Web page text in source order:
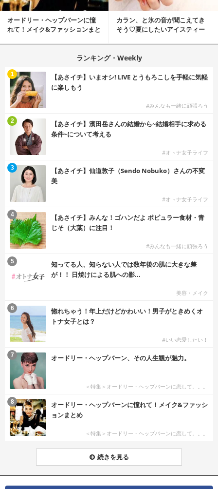
オードリー・ヘップバーンに憧
れて！メイク&ファッションまと
カラン、と氷の音が聞こえてき
そう♡夏にしたいアイスティー
ランキング・Weekly
【あさイチ】いまオシ! LIVE とうもろこしを手軽に気軽
に楽しもう
#みんなも一緒に頑張ろう
1
【あさイチ】濱田岳さんの結婚から~結婚相手に求める
条件~について考える
#オトナ女子ライフ
2
【あさイチ】仙道敦子（Sendo Nobuko）さんの不変
美
#オトナ女子ライフ
3
【あさイチ】みんな！ゴハンだよ ポピュラー食材・青
じそ（大葉）に注目！
#みんなも一緒に頑張ろう
4
知ってる人、知らない人では数年後の肌に大きな差
が！！ 日焼けによる肌への影...
美容・メイク
5
惚れちゃう！年上だけどかわいい！男子がときめくオ
トナ女子とは？
#いい恋愛したい！
6
オードリー・ヘップバーン、その人生観が魅力。
＜特集＞オードリー・ヘップバーンに恋して。。。
7
オードリー・ヘップバーンに憧れて！メイク&ファッシ
ョンまとめ
＜特集＞オードリー・ヘップバーンに恋して。。。
8
続きを見る